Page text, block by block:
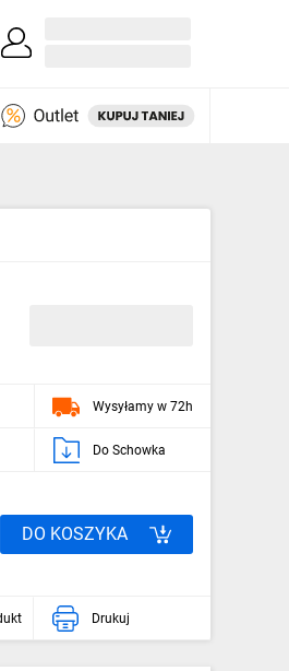
Wysyłamy w 72h
Do Schowka
DO KOSZYKA
Drukuj